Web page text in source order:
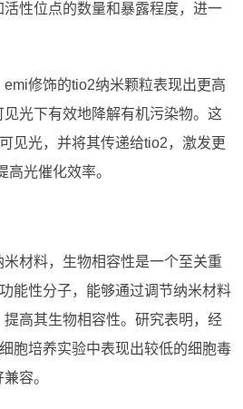
性位点的数量和暴露程度，进一
修饰的tio2纳米颗粒表现出更高
光下有效地降解有机污染物。这
见光，并将其传递给tio2，激发更
高光催化效率。
材料，生物相容性是一个至关重
能性分子，能够通过调节纳米材料
高其生物相容性。研究表明，经
胞培养实验中表现出较低的细胞毒
容。